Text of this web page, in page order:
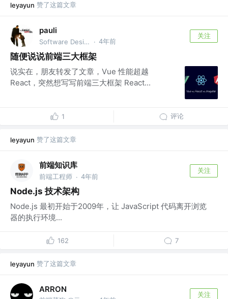
leyayun 赞了这篇文章
pauli
Software Designer @HP · 4年前
关注
随便说说前端三大框架
说实在，朋友转发了文章，Vue 性能超越
React，突然想写写前端三大框架 React...
1 评论
leyayun 赞了这篇文章
前端知识库
前端工程师 · 4年前
关注
Node.js 技术架构
Node.js 最初开始于2009年，让 JavaScript 代码离开浏览
器的执行环境...
162 7
leyayun 赞了这篇文章
ARRON
关注